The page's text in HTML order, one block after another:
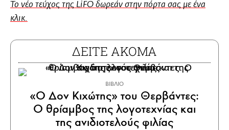
Το νέο τεύχος της LiFO δωρεάν στην πόρτα σας με ένα
κλικ.
ΔΕΙΤΕ ΑΚΟΜΑ
ΒΙΒΛΙΟ
«Ο Δον Κιχώτης» του Θερβάντες:
Ο θρίαμβος της λογοτεχνίας και
της ανιδιοτελούς φιλίας